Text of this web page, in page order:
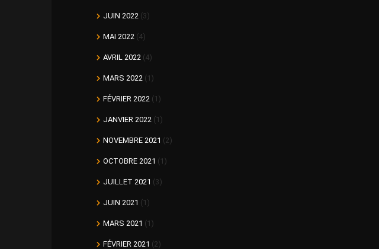
JUIN 2022 (3)
MAI 2022 (4)
AVRIL 2022 (4)
MARS 2022 (1)
FÉVRIER 2022 (1)
JANVIER 2022 (1)
NOVEMBRE 2021 (2)
OCTOBRE 2021 (1)
JUILLET 2021 (3)
JUIN 2021 (1)
MARS 2021 (1)
FÉVRIER 2021 (2)